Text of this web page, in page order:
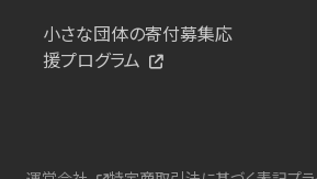
小さな団体の寄付募集応
援プログラム